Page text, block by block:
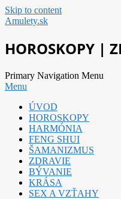
Skip to content
Amulety.sk
HOROSKOPY |
Primary Navigation Menu
Menu
ÚVOD
HOROSKOPY
HARMÓNIA
FENG SHUI
ŠAMANIZMUS
ZDRAVIE
BÝVANIE
KRÁSA
SEX A VZŤAHY